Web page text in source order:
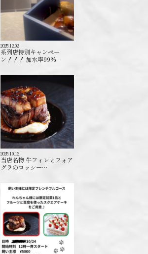
2025.12.02
系列店特別キャンペー
ン！！！ 加水率99%…
2025.10.12
当店名物 牛フィレとフォア
グラのロッシー…